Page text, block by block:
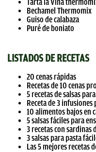
Bechamel Thermomix
Guiso de calabaza
Puré de boniato
LISTADOS DE RECETAS
20 cenas rápidas
Recetas de 10 cenas
5 recetas de salsas
Receta de 3
10 alimentos bajos en
5 salsas fáciles para
3 recetas con sardinas
3 salsas para pasta
Las 5 mejores recetas